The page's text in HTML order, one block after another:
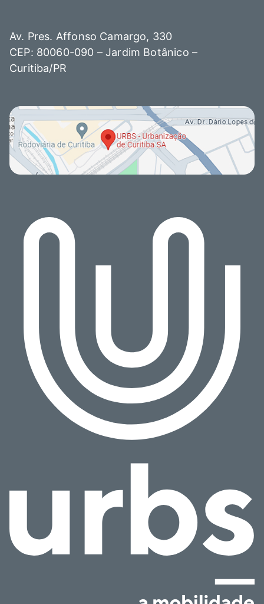
Av. Pres. Affonso Camargo, 330
CEP: 80060-090 – Jardim Botânico –
Curitiba/PR